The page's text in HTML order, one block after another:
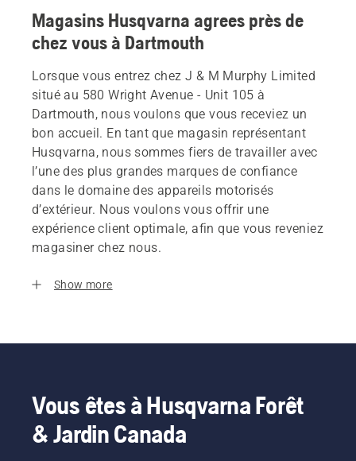
Magasins Husqvarna agrees près de
chez vous à Dartmouth
Lorsque vous entrez chez J & M Murphy Limited
situé au 580 Wright Avenue - Unit 105 à
Dartmouth, nous voulons que vous receviez un
bon accueil. En tant que magasin représentant
Husqvarna, nous sommes fiers de travailler avec
l’une des plus grandes marques de confiance
dans le domaine des appareils motorisés
d’extérieur. Nous voulons vous offrir une
expérience client optimale, afin que vous reveniez
magasiner chez nous.
Show more
Vous êtes à Husqvarna Forêt
& Jardin Canada